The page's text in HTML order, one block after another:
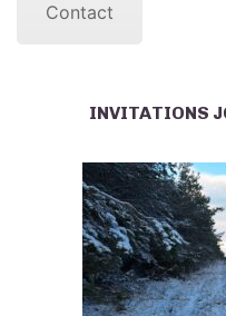
Contact
INVITATIONS